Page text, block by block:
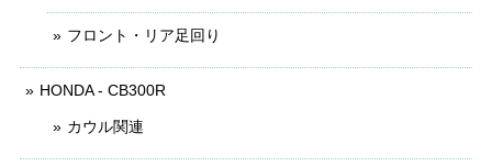
フロント・リア足回り
HONDA - CB300R
カウル関連